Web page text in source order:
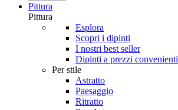
Pittura
Pittura
Esplora
Scopri i dipinti
I nostri best seller
Dipinti a prezzi convenienti
Per stile
Astratto
Paesaggio
Ritratto